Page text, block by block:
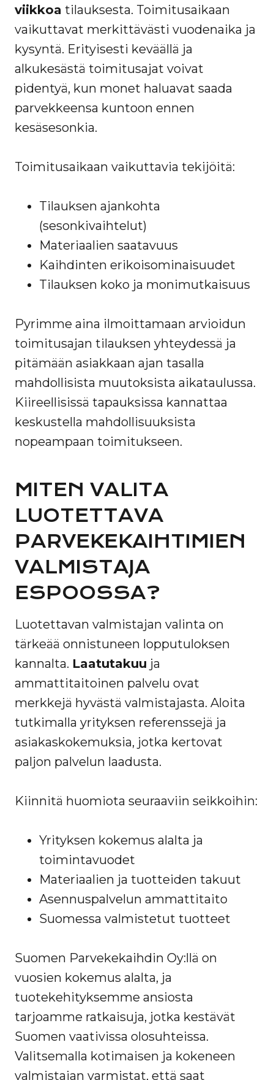
viikkoa tilauksesta. Toimitusaikaan
vaikuttavat merkittävästi vuodenaika ja
kysyntä. Erityisesti keväällä ja
alkukesästä toimitusajat voivat
pidentyä, kun monet haluavat saada
parvekkeensa kuntoon ennen
kesäsesonkia.
Toimitusaikaan vaikuttavia tekijöitä:
Tilauksen ajankohta
(sesonkivaihtelut)
Materiaalien saatavuus
Kaihdinten erikoisominaisuudet
Tilauksen koko ja monimutkaisuus
Pyrimme aina ilmoittamaan arvioidun
toimitusajan tilauksen yhteydessä ja
pitämään asiakkaan ajan tasalla
mahdollisista muutoksista aikataulussa.
Kiireellisissä tapauksissa kannattaa
keskustella mahdollisuuksista
nopeampaan toimitukseen.
MITEN VALITA
LUOTETTAVA
PARVEKEKAIHTIMIEN
VALMISTAJA
ESPOOSSA?
Luotettavan valmistajan valinta on
tärkeää onnistuneen lopputuloksen
kannalta. Laatutakuu ja
ammattitaitoinen palvelu ovat
merkkejä hyvästä valmistajasta. Aloita
tutkimalla yrityksen referenssejä ja
asiakaskokemuksia, jotka kertovat
paljon palvelun laadusta.
Kiinnitä huomiota seuraaviin seikkoihin:
Yrityksen kokemus alalta ja
toimintavuodet
Materiaalien ja tuotteiden takuut
Asennuspalvelun ammattitaito
Suomessa valmistetut tuotteet
Suomen Parvekekaihdin Oy:llä on
vuosien kokemus alalta, ja
tuotekehityksemme ansiosta
tarjoamme ratkaisuja, jotka kestävät
Suomen vaativissa olosuhteissa.
Valitsemalla kotimaisen ja kokeneen
valmistajan varmistat, että saat